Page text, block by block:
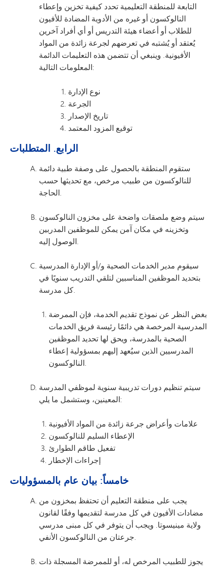
التابعة للمنطقة التعليمية تحدد كيفية تخزين وإعطاء
النالوكسون أو غيره من الأدوية المضادة للأفيون
للطلاب أو أعضاء هيئة التدريس أو أي أفراد آخرين
يُعتقد أو يُشتبه في تعرضهم لجرعة زائدة من المواد
الأفيونية. وينبغي أن تتضمن هذه التعليمات الدائمة
المعلومات التالية:
نوع الإدارة
الجرعة
تاريخ الإصدار
توقيع المزود المعتمد
الرابع. المتطلبات
ستقوم المنطقة بالحصول على وصفة طبية دائمة
للنالوكسون من طبيب مرخص، مع تحديثها حسب
الحاجة.
سيتم وضع ملصقات واضحة على مخزون النالوكسون
وتخزينه في مكان آمن يمكن للموظفين المدربين
الوصول إليه.
سيقوم مدير الخدمات الصحية و/أو الإدارة المدرسية
بتحديد الموظفين المناسبين لتلقي التدريب سنويًا في
كل مدرسة.
بغض النظر عن نموذج تقديم الخدمة، فإن الممرضة
المدرسية المرخصة هي دائمًا رئيسة فريق الخدمات
الصحية بالمدرسة، ويحق لها تحديد الموظفين
المدرسيين الذين سيُعهد إليهم بمسؤولية إعطاء
النالوكسون.
سيتم تنظيم دورات تدريبية سنوية لموظفي المدرسة
المعينين، وستشمل ما يلي:
علامات وأعراض جرعة زائدة من المواد الأفيونية
الإعطاء السليم للنالوكسون
تفعيل طاقم الطوارئ
إجراءات الإخطار
خامساً: بيان عام بالمسؤوليات
يجب على منطقة التعليم أن تحتفظ بمخزون من
مضادات الأفيون في كل مدرسة لتقديمها وفقًا لقانون
ولاية مينيسوتا. ويجب أن يتوفر في كل مبنى مدرسي
جرعتان من النالوكسون الأنفي.
يجوز للطبيب المرخص له، أو للممرضة المسجلة ذات